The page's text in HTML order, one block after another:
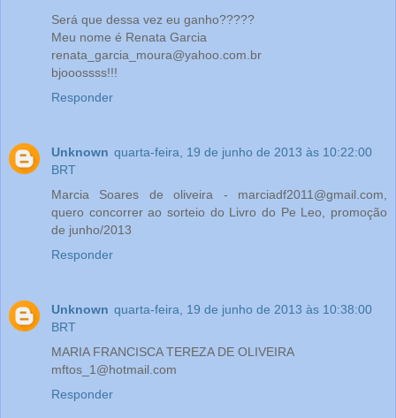
Será que dessa vez eu ganho?????
Meu nome é Renata Garcia
renata_garcia_moura@yahoo.com.br
bjooossss!!!
Responder
Unknown quarta-feira, 19 de junho de 2013 às 10:22:00
BRT
Marcia Soares de oliveira - marciadf2011@gmail.com,
quero concorrer ao sorteio do Livro do Pe Leo, promoção
de junho/2013
Responder
Unknown quarta-feira, 19 de junho de 2013 às 10:38:00
BRT
MARIA FRANCISCA TEREZA DE OLIVEIRA
mftos_1@hotmail.com
Responder